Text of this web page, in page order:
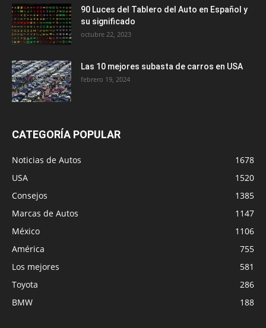
90 Luces del Tablero del Auto en Español y
su significado
octubre 22, 2023
Las 10 mejores subasta de carros en USA
febrero 19, 2024
CATEGORÍA POPULAR
Noticias de Autos
1678
USA
1520
Consejos
1385
Marcas de Autos
1147
México
1106
América
755
Los mejores
581
Toyota
286
BMW
188